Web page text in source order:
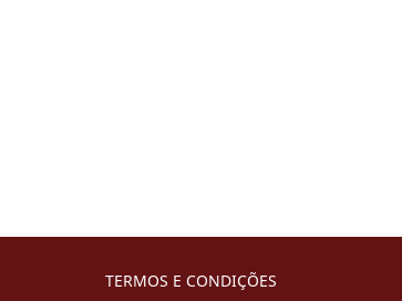
TERMOS E CONDIÇÕES